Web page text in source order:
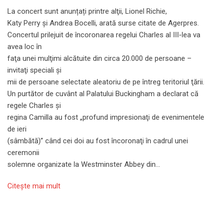
La concert sunt anunțați printre alţii, Lionel Richie,
Katy Perry şi Andrea Bocelli, arată surse citate de Agerpres.
Concertul prilejuit de încoronarea regelui Charles al III-lea va
avea loc în
faţa unei mulţimi alcătuite din circa 20.000 de persoane –
invitaţi speciali şi
mii de persoane selectate aleatoriu de pe întreg teritoriul ţării.
Un purtător de cuvânt al Palatului Buckingham a declarat că
regele Charles şi
regina Camilla au fost „profund impresionaţi de evenimentele
de ieri
(sâmbătă)” când cei doi au fost încoronaţi în cadrul unei
ceremonii
solemne organizate la Westminster Abbey din…
Citeşte mai mult